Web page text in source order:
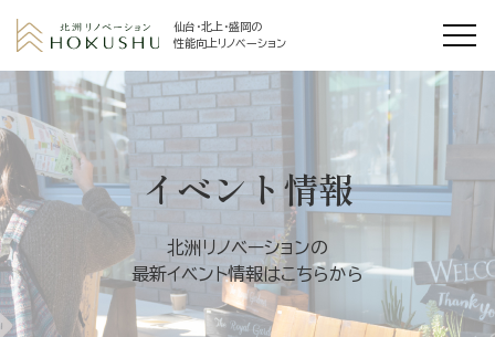
仙台・北上・盛岡の
性能向上リノベーション
イベント情報
北洲リノベーションの
最新イベント情報はこちらから